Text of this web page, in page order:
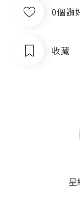
0個讚
收藏
星